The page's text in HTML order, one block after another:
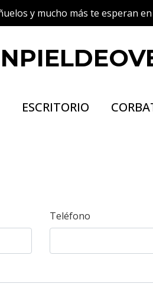
y mucho más te esperan
ESCRITORIO
Teléfono